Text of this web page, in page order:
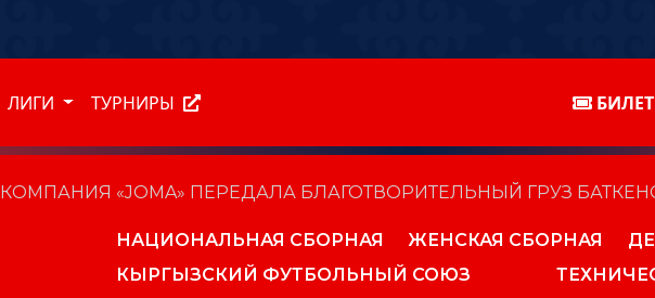
ЛИГИ ТУРНИРЫ
КОМПАНИЯ «JOMA» ПЕРЕДАЛА БЛАГОТВОРИТЕЛЬНЫЙ ГРУЗ
НАЦИОНАЛЬНАЯ СБОРНАЯ ЖЕНСКАЯ СБОРНАЯ
КЫРГЫЗСКИЙ ФУТБОЛЬНЫЙ СОЮЗ